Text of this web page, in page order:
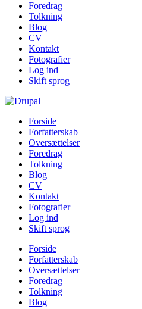
Foredrag
Tolkning
Blog
CV
Kontakt
Fotografier
Log ind
Skift sprog
Forside
Forfatterskab
Oversættelser
Foredrag
Tolkning
Blog
CV
Kontakt
Fotografier
Log ind
Skift sprog
Forside
Forfatterskab
Oversættelser
Foredrag
Tolkning
Blog